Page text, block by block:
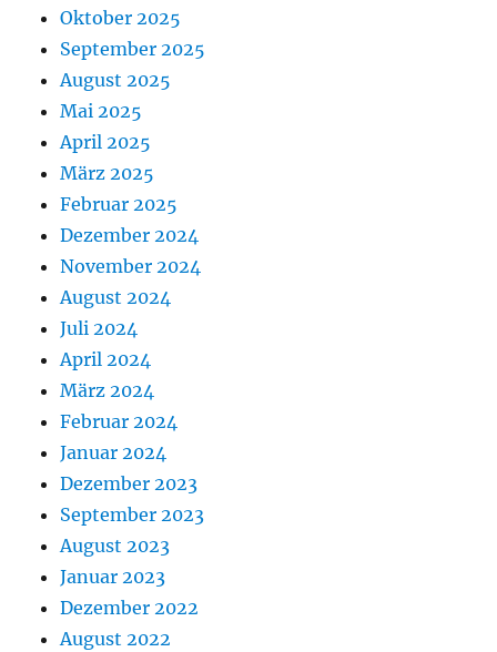
Oktober 2025
September 2025
August 2025
Mai 2025
April 2025
März 2025
Februar 2025
Dezember 2024
November 2024
August 2024
Juli 2024
April 2024
März 2024
Februar 2024
Januar 2024
Dezember 2023
September 2023
August 2023
Januar 2023
Dezember 2022
August 2022